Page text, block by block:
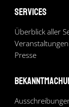
Services
Überblick aller
Veranstaltungen
Presse